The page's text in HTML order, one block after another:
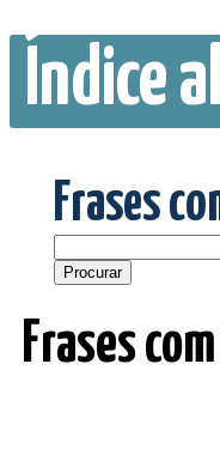
Índice
Frases
Frases